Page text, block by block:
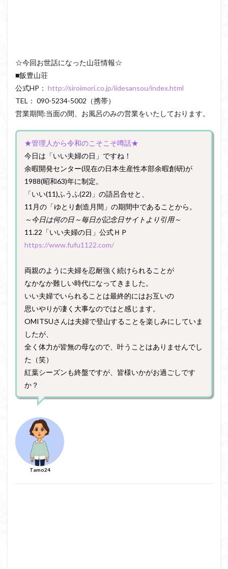
☆今回お世話になった山荘情報☆
■飯豊山荘
公式HP： http://siroimori.co.jp/iidesansou/index.html
TEL： 090-5234-5002（携帯）
営業期間:当面の間、お風呂のみの営業をいたしております。
★管理人から令和のこそこそ噂話★
今日は「いい夫婦の日」ですね！
余暇開発センター(現在の日本生産性本部余暇創研)が
1988(昭和63)年に制定。
「いい(11)ふうふ(22)」の語呂合せと、
11月の「ゆとり創造月間」の期間中であることから。
～今日は何の日～毎日が記念日サイトより引用～
11.22「いい夫婦の日」公式ＨＰ
https://www.fufu1122.com/
両親のように夫婦を忍耐強く続けられることが
なかなか難しい時代になってきました。
いい夫婦でいられることは最終的にはお互いの
思いやりが凄く大事なのではと感じます。
OMITSUさんは夫婦で登山することを楽しみにしていま
したが、
全く体力が皆無の母なので、叶うことはありませんでし
た（笑）
紅葉シーズンも終盤ですが、皆様いかがお過ごしです
か？
Tamo24